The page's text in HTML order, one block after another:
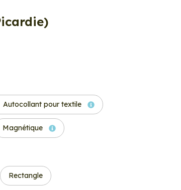
Autocollant pour textile
Magnétique
Rectangle